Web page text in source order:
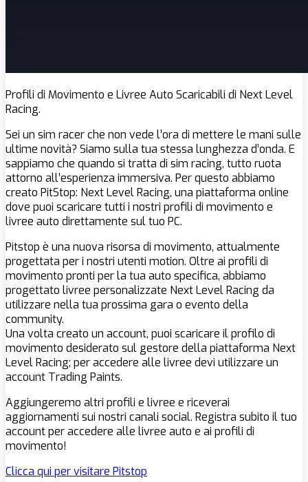
Profili di Movimento e Livree Auto Scaricabili di Next Level
Racing.
Sei un sim racer che non vede l’ora di mettere le mani sulle
ultime novità? Siamo sulla tua stessa lunghezza d’onda. E
sappiamo che quando si tratta di sim racing, tutto ruota
attorno all’esperienza immersiva. Per questo abbiamo
creato PitStop: Next Level Racing, una piattaforma online
dove puoi scaricare tutti i nostri profili di movimento e
livree auto direttamente sul tuo PC.
Pitstop è una nuova risorsa di movimento, attualmente
progettata per i nostri utenti motion. Oltre ai profili di
movimento pronti per la tua auto specifica, abbiamo
progettato livree personalizzate Next Level Racing da
utilizzare nella tua prossima gara o evento della
community.
Una volta creato un account, puoi scaricare il profilo di
movimento desiderato sul gestore della piattaforma Next
Level Racing; per accedere alle livree devi utilizzare un
account Trading Paints.
Aggiungeremo altri profili e livree e riceverai
aggiornamenti sui nostri canali social. Registra subito il tuo
account per accedere alle livree auto e ai profili di
movimento!
Clicca qui per visitare Pitstop